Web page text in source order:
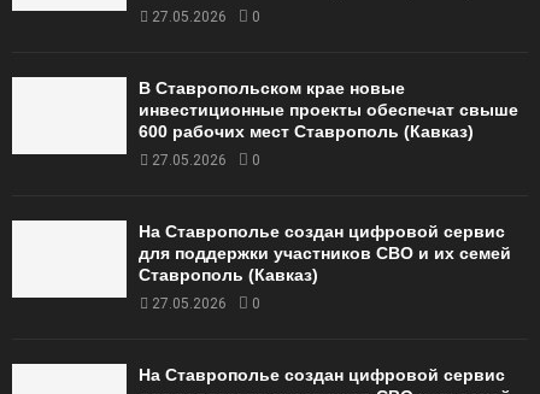
27.05.2026 0
В Ставропольском крае новые
инвестиционные проекты обеспечат свыше
600 рабочих мест Ставрополь (Кавказ)
27.05.2026 0
На Ставрополье создан цифровой сервис
для поддержки участников СВО и их семей
Ставрополь (Кавказ)
27.05.2026 0
На Ставрополье создан цифровой сервис